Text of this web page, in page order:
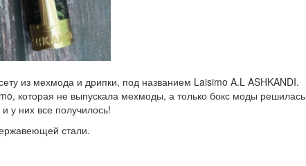
из мехмода и дрипки, под названием Laisimo A.L ASHKANDI.
которая не выпускала мехмоды, а только бокс моды решилась
у них все получилось!
стали.